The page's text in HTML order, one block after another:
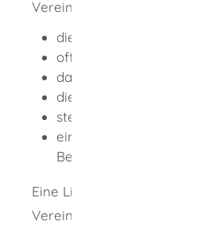
Verein abgewickelt. Falls
die laufenden
offene Forderungen
das Vereinsvermögen
die Schulden des
steuerliche
ein etwaiger
Berechtigten
Eine Liquidation findet
Vereinsvermögen